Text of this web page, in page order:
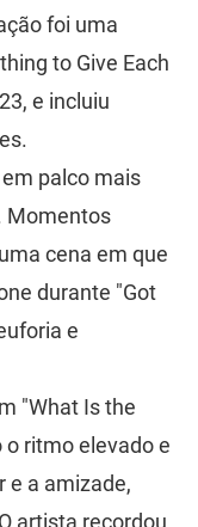
foi uma
to Give Each
e incluiu
palco mais
Momentos
cena em que
durante "Got
e
"What Is the
o ritmo elevado e
e a amizade,
artista recordou